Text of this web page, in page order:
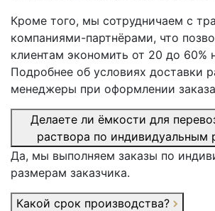
Кроме того, мы сотрудничаем с
компаниями-партнёрами, что
клиентам экономить от 20 до 60%
Подробнее об условиях доставки
менеджеры при оформлении
Делаете ли ёмкости для
раствора по индивидуальным
Да, мы выполняем заказы по
размерам заказчика.
Какой срок производства?